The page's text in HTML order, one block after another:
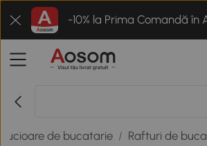
-10% la Prima Comandă în
de bucatarie / Rafturi de